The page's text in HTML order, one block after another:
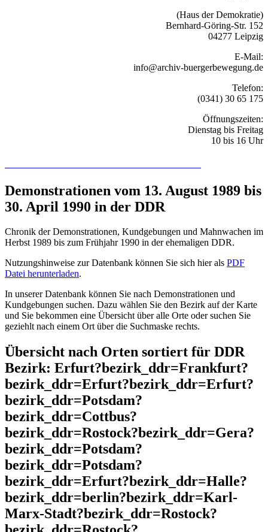
(Haus der Demokratie)
Bernhard-Göring-Str. 152
04277 Leipzig
E-Mail:
info@archiv-buergerbewegung.de
Telefon:
(0341) 30 65 175
Öffnungszeiten:
Dienstag bis Freitag
10 bis 16 Uhr
Demonstrationen vom 13. August 1989 bis
30. April 1990 in der DDR
Chronik der Demonstrationen, Kundgebungen und Mahnwachen im
Herbst 1989 bis zum Frühjahr 1990 in der ehemaligen DDR.
Nutzungshinweise zur Datenbank können Sie sich hier als PDF
Datei herunterladen.
In unserer Datenbank können Sie nach Demonstrationen und
Kundgebungen suchen. Dazu wählen Sie den Bezirk auf der Karte
und Sie bekommen eine Übersicht über alle Orte oder suchen Sie
geziehlt nach einem Ort über die Suchmaske rechts.
Übersicht nach Orten sortiert für DDR
Bezirk: Erfurt?bezirk_ddr=Frankfurt?
bezirk_ddr=Erfurt?bezirk_ddr=Erfurt?
bezirk_ddr=Potsdam?
bezirk_ddr=Cottbus?
bezirk_ddr=Rostock?bezirk_ddr=Gera?
bezirk_ddr=Potsdam?
bezirk_ddr=Potsdam?
bezirk_ddr=Erfurt?bezirk_ddr=Halle?
bezirk_ddr=berlin?bezirk_ddr=Karl-
Marx-Stadt?bezirk_ddr=Rostock?